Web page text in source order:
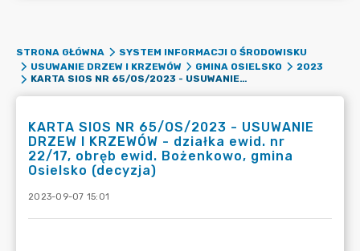
STRONA GŁÓWNA
SYSTEM INFORMACJI O ŚRODOWISKU
USUWANIE DRZEW I KRZEWÓW
GMINA OSIELSKO
2023
KARTA SIOS NR 65/OS/2023 - USUWANIE DRZEW I KRZEWÓW - DZIAŁKA EWID. NR 22/17, OBRĘB EWID. BOŻENKOWO, GMINA OSIELSKO (DECYZJA)
KARTA SIOS NR 65/OS/2023 - USUWANIE
DRZEW I KRZEWÓW - działka ewid. nr
22/17, obręb ewid. Bożenkowo, gmina
Osielsko (decyzja)
2023-09-07 15:01